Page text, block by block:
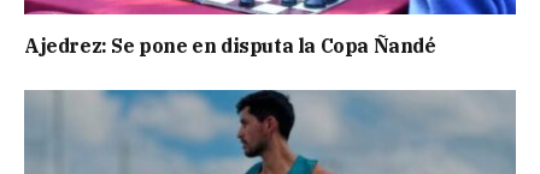
Ajedrez: Se pone en disputa la Copa Ñandé